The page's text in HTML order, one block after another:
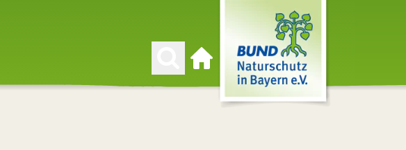
Zur Startseite